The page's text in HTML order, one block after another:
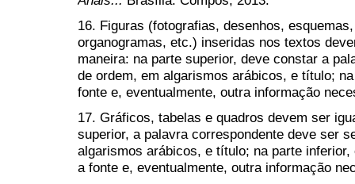
16. Figuras (fotografias, desenhos,
organogramas, etc.) inseridas nos textos
maneira: na parte superior, deve constar a
de ordem, em algarismos arábicos, e título;
fonte e, eventualmente, outra informação
17. Gráficos, tabelas e quadros devem ser
superior, a palavra correspondente deve ser
algarismos arábicos, e título; na parte
a fonte e, eventualmente, outra informação